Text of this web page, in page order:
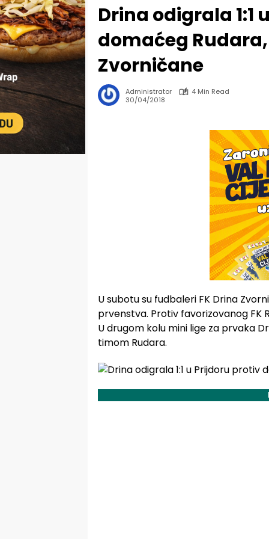
Drina odigrala 1:1
domaćeg
Zvorničane
Administrator
4 Min Read
30/04/2018
U subotu su fudbaleri FK Drina
prvenstva. Protiv favorizovanog FK
U drugom kolu mini lige za prvaka
timom Rudara.